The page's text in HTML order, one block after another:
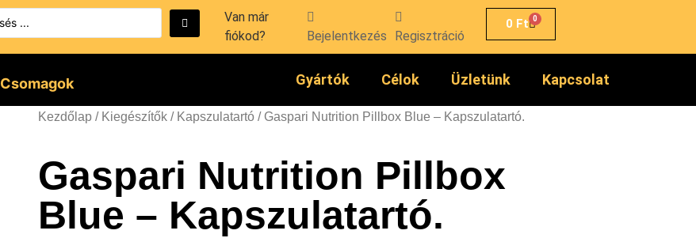
Van már
fiókod?
Bejelentkezés Regisztráció
0 Ft 0
Csomagok Gyártók Célok Üzletünk Kapcsolat
Kezdőlap / Kiegészítők / Kapszulatartó / Gaspari Nutrition Pillbox Blue – Kapszulatartó.
Gaspari Nutrition Pillbox
Blue – Kapszulatartó.